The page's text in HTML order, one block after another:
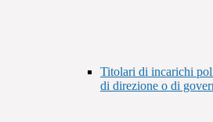
Titolari di incarichi
di direzione o di